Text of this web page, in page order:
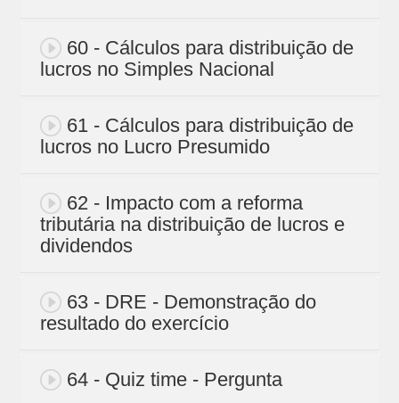
60 - Cálculos para distribuição de
lucros no Simples Nacional
61 - Cálculos para distribuição de
lucros no Lucro Presumido
62 - Impacto com a reforma
tributária na distribuição de lucros e
dividendos
63 - DRE - Demonstração do
resultado do exercício
64 - Quiz time - Pergunta